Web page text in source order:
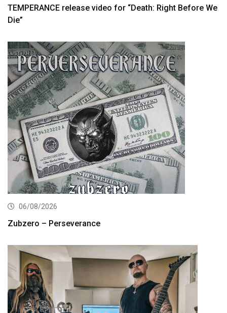
TEMPERANCE release video for “Death: Right Before We
Die”
06/08/2026
Zubzero – Perseverance